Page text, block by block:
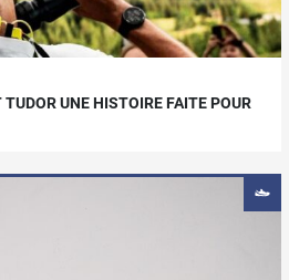
UNE HISTOIRE FAITE POUR